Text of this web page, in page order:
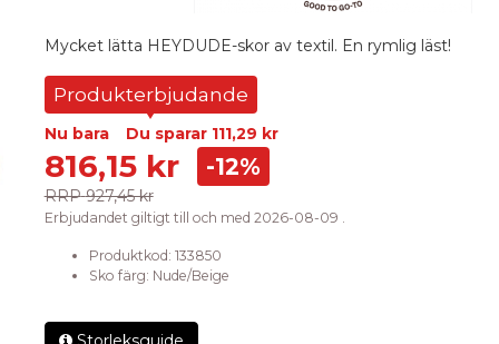
Mycket lätta HEYDUDE-skor av textil. En rymlig läst!
Produkterbjudande
Nu bara Du sparar 111,29 kr
816,15 kr
RRP 927,45 kr
-12%
Erbjudandet giltigt till och med 2026-08-09 .
Produktkod: 133850
Sko färg: Nude/Beige